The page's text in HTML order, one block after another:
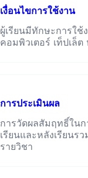
เงื่อนไขการใช้งาน
ผู้เรียนมีทักษะการใช้
คอมพิวเตอร์ เท็ปเล็
การประเมินผล
การวัดผลสัมฤทธิ์ใน
เรียนและหลังเรียนร
รายวิชา